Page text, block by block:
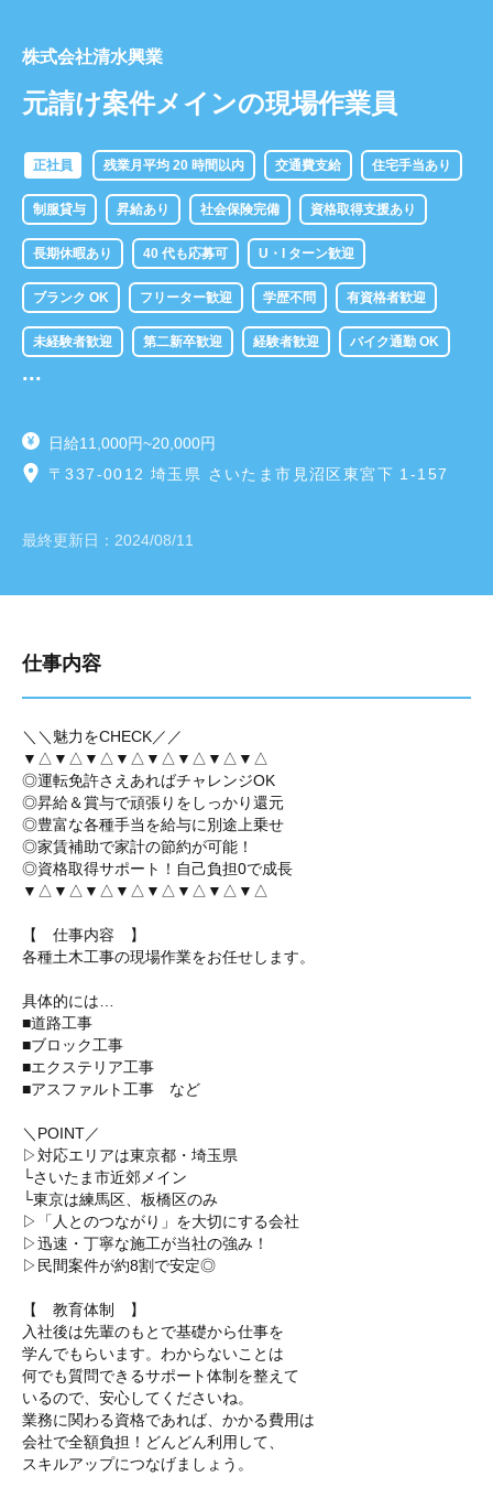
株式会社清水興業
元請け案件メインの現場作業員
正社員 残業月平均 20 時間以内 交通費支給 住宅手当あり
制服貸与 昇給あり 社会保険完備 資格取得支援あり
長期休暇あり 40 代も応募可 U・I ターン歓迎
ブランク OK フリーター歓迎 学歴不問 有資格者歓迎
未経験者歓迎 第二新卒歓迎 経験者歓迎 バイク通勤 OK
...
日給11,000円~20,000円
〒337-0012 埼玉県 さいたま市見沼区東宮下 1-157
最終更新日： 2024/08/11
仕事内容
＼＼魅力をCHECK／／
▼△▼△▼△▼△▼△▼△▼△▼△
◎運転免許さえあればチャレンジOK
◎昇給＆賞与で頑張りをしっかり還元
◎豊富な各種手当を給与に別途上乗せ
◎家賃補助で家計の節約が可能！
◎資格取得サポート！自己負担0で成長
▼△▼△▼△▼△▼△▼△▼△▼△
【 仕事内容 】
各種土木工事の現場作業をお任せします。
具体的には…
■道路工事
■ブロック工事
■エクステリア工事
■アスファルト工事 など
＼POINT／
▷対応エリアは東京都・埼玉県
└さいたま市近郊メイン
└東京は練馬区、板橋区のみ
▷「人とのつながり」を大切にする会社
▷迅速・丁寧な施工が当社の強み！
▷民間案件が約8割で安定◎
【 教育体制 】
入社後は先輩のもとで基礎から仕事を
学んでもらいます。わからないことは
何でも質問できるサポート体制を整えて
いるので、安心してくださいね。
業務に関わる資格であれば、かかる費用は
会社で全額負担！どんどん利用して、
スキルアップにつなげましょう。